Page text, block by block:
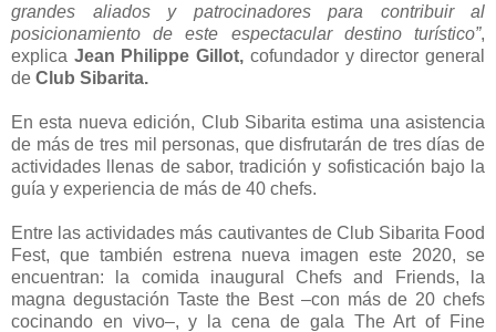
grandes aliados y patrocinadores para contribuir al
posicionamiento de este espectacular destino turístico”,
explica Jean Philippe Gillot, cofundador y director general
de Club Sibarita.
En esta nueva edición, Club Sibarita estima una asistencia
de más de tres mil personas, que disfrutarán de tres días de
actividades llenas de sabor, tradición y sofisticación bajo la
guía y experiencia de más de 40 chefs.
Entre las actividades más cautivantes de Club Sibarita Food
Fest, que también estrena nueva imagen este 2020, se
encuentran: la comida inaugural Chefs and Friends, la
magna degustación Taste the Best –con más de 20 chefs
cocinando en vivo–, y la cena de gala The Art of Fine